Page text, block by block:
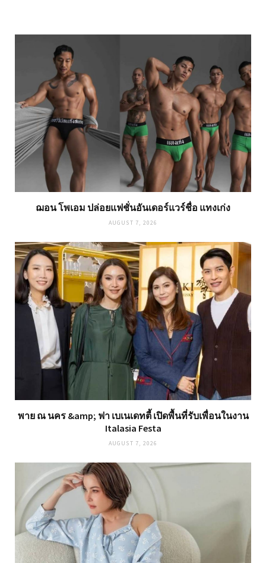
ฌอน โพเอม ปล่อยแฟชั่นอันเดอร์แวร์ชื่อ แทงเก่ง
AUGUST 7, 2026
พาย ณ นคร &amp; ฟา เบเนเดทตี้ เปิดพื้นที่รับเพื่อนในงาน
Italasia Festa
AUGUST 7, 2026